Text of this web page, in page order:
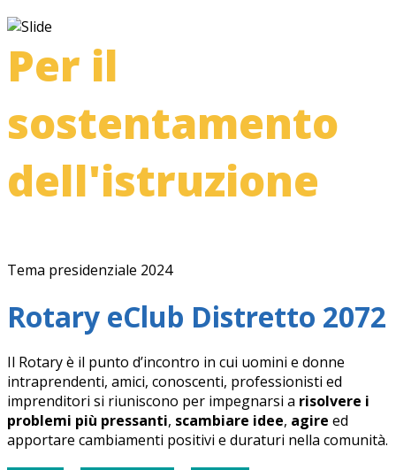
Per il
sostentamento
dell'istruzione
Tema presidenziale 2024
Rotary eClub Distretto 2072
Il Rotary è il punto d’incontro in cui uomini e donne
intraprendenti, amici, conoscenti, professionisti ed
imprenditori si riuniscono per impegnarsi a risolvere i
problemi più pressanti, scambiare idee, agire ed
apportare cambiamenti positivi e duraturi nella comunità.